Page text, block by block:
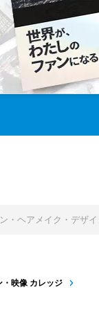
・ヘアメイク・デザ
・映像 カレッジ